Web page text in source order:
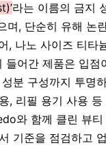
라는 이름의 금지
며, 단순히 유해 논
, 나노 사이즈 티타
들어간 제품은 입점
분 구성까지 투명
, 리필 용기 사용
와 함께 클린 뷰
기준을 점검하고